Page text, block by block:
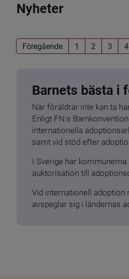
Nyheter
Föregående 1 2 3 4
Barnets bästa i
När föräldrar inte kan ta
Enligt FN:s
internationella
samt vid stöd efter
I Sverige har
auktorisation till
Vid internationell adoption
avspeglar sig i ländernas